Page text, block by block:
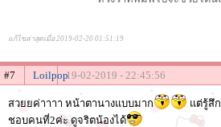
แก้ไขล่าสุดเมื่อ 2019-02-20 01:51:19
#7 Loilpop19-02-2019 - 22:45:56
สวยยค่าาาา หน้าตานางแบบมาก
แต่รู้สึ
ชอบคนที่2ค่ะ ดูจริตน้องได้